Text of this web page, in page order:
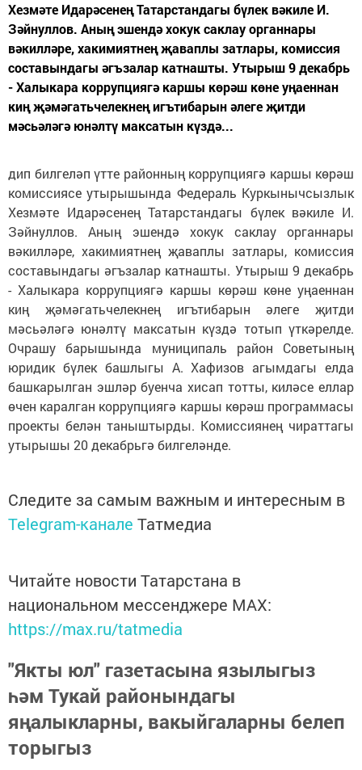
Хезмәте Идарәсенең Татарстандагы бүлек вәкиле И.
Зәйнуллов. Аның эшендә хокук саклау органнары
вәкилләре, хакимиятнең җаваплы затлары, комиссия
составындагы әгъзалар катнашты. Утырыш 9 декабрь
- Халыкара коррупциягә каршы көрәш көне уңаеннан
киң җәмәгатьчелекнең игътибарын әлеге җитди
мәсьәләгә юнәлтү максатын күздә...
дип билгеләп үтте районның коррупциягә каршы көрәш
комиссиясе утырышында Федераль Куркынычсызлык
Хезмәте Идарәсенең Татарстандагы бүлек вәкиле И.
Зәйнуллов. Аның эшендә хокук саклау органнары
вәкилләре, хакимиятнең җаваплы затлары, комиссия
составындагы әгъзалар катнашты. Утырыш 9 декабрь
- Халыкара коррупциягә каршы көрәш көне уңаеннан
киң җәмәгатьчелекнең игътибарын әлеге җитди
мәсьәләгә юнәлтү максатын күздә тотып үткәрелде.
Очрашу барышында муниципаль район Советының
юридик бүлек башлыгы А. Хафизов агымдагы елда
башкарылган эшләр буенча хисап тотты, киләсе еллар
өчен каралган коррупциягә каршы көрәш программасы
проекты белән таныштырды. Комиссиянең чираттагы
утырышы 20 декабрьгә билгеләнде.
Следите за самым важным и интересным в
Telegram-канале Татмедиа
Читайте новости Татарстана в
национальном мессенджере MАХ:
https://max.ru/tatmedia
"Якты юл" газетасына язылыгыз
һәм Тукай районындагы
яңалыкларны, вакыйгаларны белеп
торыгыз